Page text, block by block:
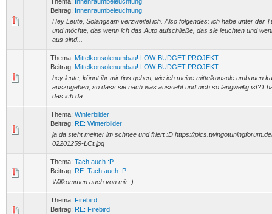
Beitrag: Innenraumbeleuchtung
Hey Leute, Solangsam verzweifel ich. Also folgendes: ich habe unter der
und möchte, das wenn ich das Auto aufschließe, das sie leuchten und
aus sind...
Thema: Mittelkonsolenumbau! LOW-BUDGET PROJEKT
Beitrag: Mittelkonsolenumbau! LOW-BUDGET PROJEKT
hey leute, könnt ihr mir tips geben, wie ich meine mittelkonsole umbauen
auszugeben, so dass sie nach was aussieht und nich so langweilig ist?1
das ich da...
Thema: Winterbilder
Beitrag: RE: Winterbilder
ja da steht meiner im schnee und friert :D https://
02201259-LCt.jpg
Thema: Tach auch :P
Beitrag: RE: Tach auch :P
Willkommen auch von mir :)
Thema: Firebird
Beitrag: RE: Firebird